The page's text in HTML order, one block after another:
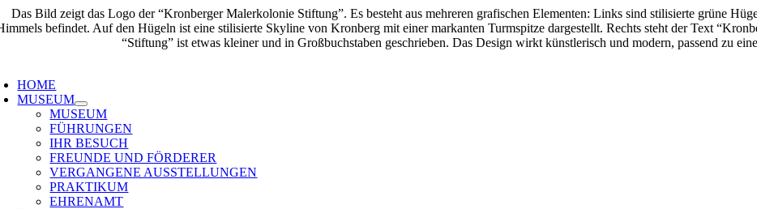
Zum
Inhalt
HOME
MUSEUM
MUSEUM
FÜHRUNGEN
IHR BESUCH
FREUNDE UND FÖRDERER
VERGANGENE AUSSTELLUNGEN
PRAKTIKUM
EHRENAMT